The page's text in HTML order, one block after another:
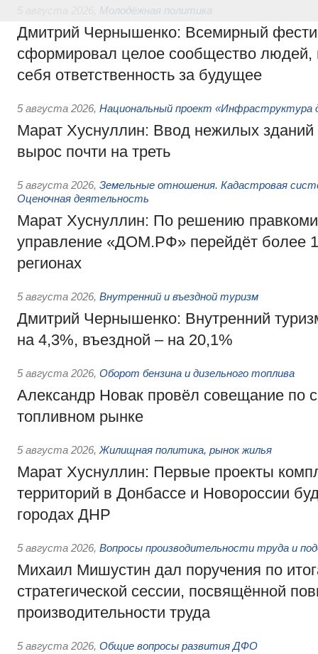
Молодёжная политика
Дмитрий Чернышенко: Всемирный
сформировал целое сообщество людей,
себя ответственность за будущее
5 августа 2026, Национальный проект «Инфраструктура
Марат Хуснуллин: Ввод нежилых зданий
вырос почти на треть
5 августа 2026, Земельные отношения. Кадастровая
Оценочная деятельность
Марат Хуснуллин: По решению
управление «ДОМ.РФ» перейдёт более
регионах
5 августа 2026, Внутренний и въездной туризм
Дмитрий Чернышенко: Внутренний
на 4,3%, въездной – на 20,1%
5 августа 2026, Оборот бензина и дизельного топлива
Александр Новак провёл совещание по
топливном рынке
5 августа 2026, Жилищная политика, рынок жилья
Марат Хуснуллин: Первые проекты
территорий в Донбассе и Новороссии
городах ДНР
5 августа 2026, Вопросы производительности труда и
Михаил Мишустин дал поручения по
стратегической сессии, посвящённой
производительности труда
5 августа 2026, Общие вопросы развития ДФО